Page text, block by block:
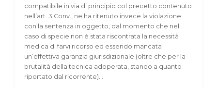
compatibile in via di principio col precetto contenuto
nell’art. 3 Conv., ne ha ritenuto invece la violazione
con la sentenza in oggetto, dal momento che nel
caso di specie non è stata riscontrata la necessità
medica di farvi ricorso ed essendo mancata
un’effettiva garanzia giurisdizionale (oltre che per la
brutalità della tecnica adoperata, stando a quanto
riportato dal ricorrente)…